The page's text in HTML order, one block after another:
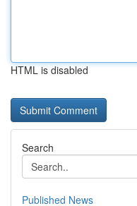
HTML is disabled
Search
Published News